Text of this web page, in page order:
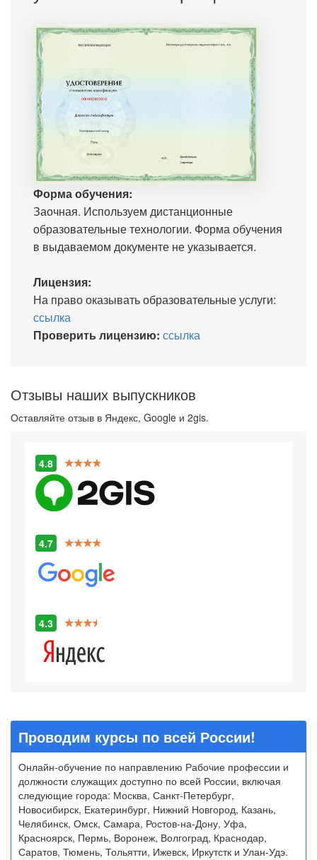
Форма обучения:
Заочная. Используем дистанционные
образовательные технологии. Форма обучения
в выдаваемом документе не указывается.
Лицензия:
На право оказывать образовательные услуги:
ссылка
Проверить лицензию: ссылка
Отзывы наших выпускников
Оставляйте отзыв в Яндекс, Google и 2gis.
4.8
4.7
4.3
Проводим курсы по всей России!
Онлайн-обучение по направлению Рабочие профессии и
должности служащих доступно по всей России, включая
следующие города: Москва, Санкт-Петербург,
Новосибирск, Екатеринбург, Нижний Новгород, Казань,
Челябинск, Омск, Самара, Ростов-на-Дону, Уфа,
Красноярск, Пермь, Воронеж, Волгоград, Краснодар,
Саратов, Тюмень, Тольятти, Ижевск, Иркутстк и Улан-Удэ.